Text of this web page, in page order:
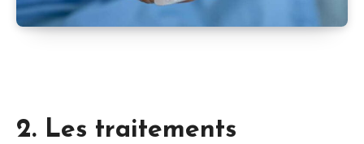
2. Les traitements